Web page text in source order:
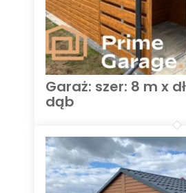
Garaż: szer: 8 m x
dąb